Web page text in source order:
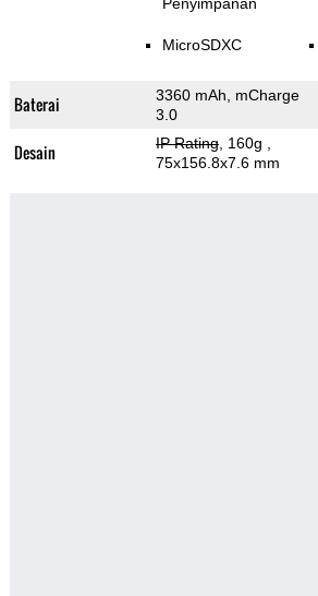
MicroSDXC
Baterai
3360 mAh, mCharge
3.0
Desain IP Rating, 160g
75x156.8x7.6 mm